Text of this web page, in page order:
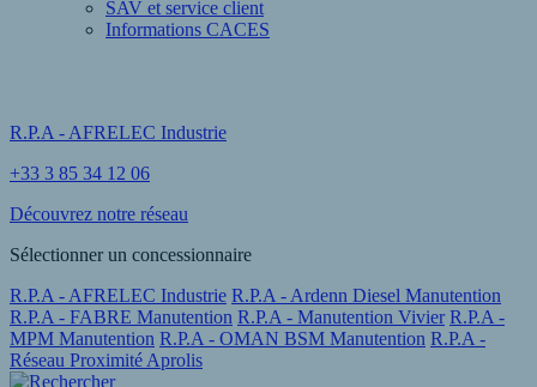
SAV et service client
Informations CACES
R.P.A - AFRELEC Industrie
+33 3 85 34 12 06
Découvrez notre réseau
Sélectionner un concessionnaire
R.P.A - AFRELEC Industrie R.P.A - Ardenn Diesel Manutention
R.P.A - FABRE Manutention R.P.A - Manutention Vivier R.P.A -
MPM Manutention R.P.A - OMAN BSM Manutention R.P.A -
Réseau Proximité Aprolis